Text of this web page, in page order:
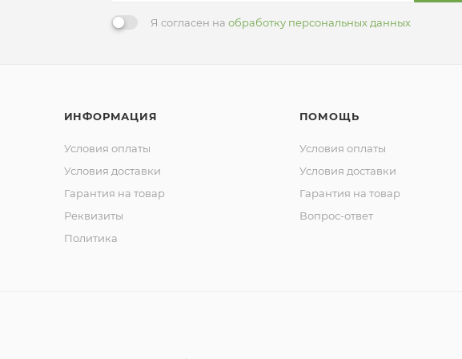
Я согласен на обработку персональных данных
ИНФОРМАЦИЯ
Условия оплаты
Условия доставки
Гарантия на товар
Реквизиты
Политика
ПОМОЩЬ
Условия оплаты
Условия доставки
Гарантия на товар
Вопрос-ответ